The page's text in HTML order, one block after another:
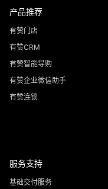
产品推荐
有赞门店
有赞CRM
有赞智能导购
有赞企业微信助手
有赞连锁
服务支持
基础交付服务